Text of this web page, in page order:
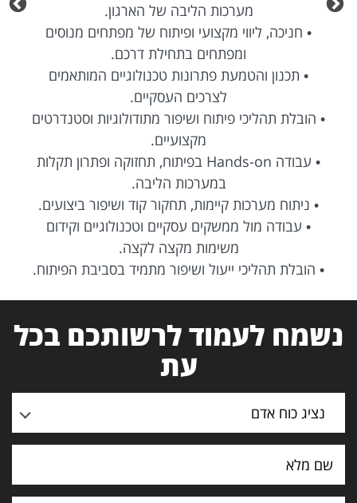
מערכות הליבה של הארגון.
• חניכה, ליווי מקצועי ופיתוח של מפתחים מנוסים
ומפתחים בתחילת דרכם.
• תכנון והטמעת פתרונות טכנולוגיים המותאמים
לצרכים העסקיים.
• הובלת תהליכי פיתוח ושיפור מתודולוגיות וסטנדרטים
מקצועיים.
• עבודה Hands-on בפיתוח, תחזוקה ופתרון תקלות
במערכות הליבה.
• ניתוח מערכות קיימות, תחקור קוד ושיפור ביצועים.
• עבודה מול ממשקים עסקיים וטכנולוגיים וקידום
משימות מקצה לקצה.
• הובלת תהליכי ייעול ושיפור מתמיד בסביבת הפיתוח.
נשמח לעמוד לרשותכם בכל
עת
נציג כוח אדם